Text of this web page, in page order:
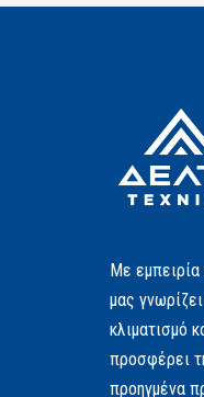
Με εμπειρία
μας
κλιματισμό
προσφέρει
προηγμένα